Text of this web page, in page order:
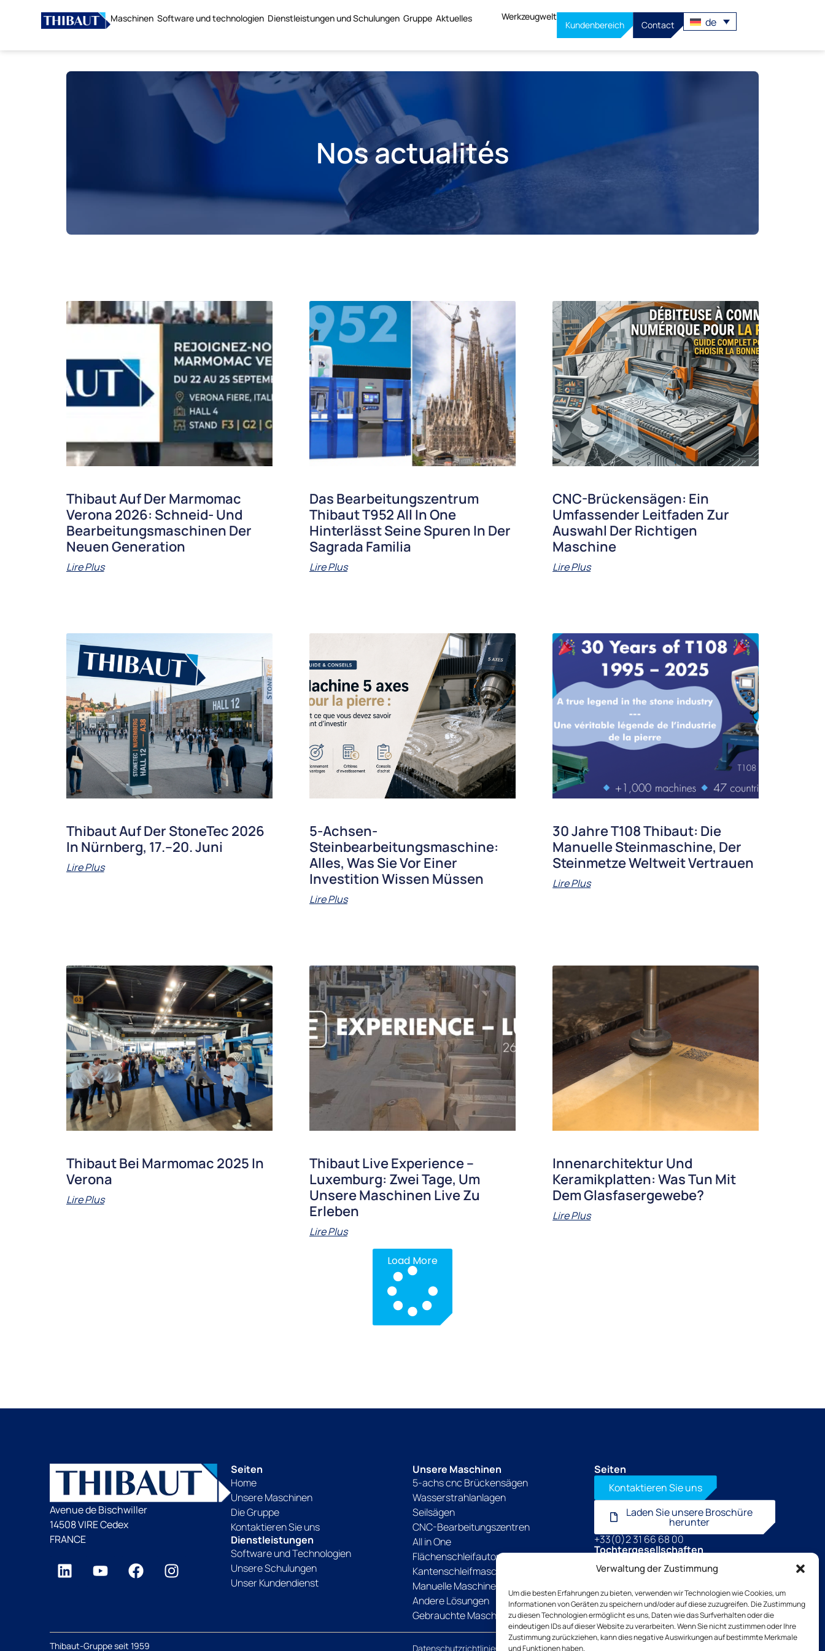
Verwaltung der Zustimmung
Um die besten Erfahrungen zu bieten, verwenden wir Technologien wie Cookies, um
Informationen von Geräten zu speichern und/oder auf diese zuzugreifen. Die Zustimmung
zu diesen Technologien ermöglicht es uns, Daten wie das Surfverhalten oder die
eindeutigen IDs auf dieser Website zu verarbeiten. Wenn Sie nicht zustimmen oder Ihre
Zustimmung zurückziehen, kann dies negative Auswirkungen auf bestimmte Merkmale
und Funktionen haben.
Maschinen Software und technologien Dienstleistungen und Schulungen Gruppe Aktuelles Werkzeugwelt
Kundenbereich Contact de
Nos actualités
Thibaut Auf Der Marmomac
Verona 2026: Schneid- Und
Bearbeitungsmaschinen Der
Neuen Generation
Lire Plus
Das Bearbeitungszentrum
Thibaut T952 All In One
Hinterlässt Seine Spuren In Der
Sagrada Familia
Lire Plus
CNC-Brückensägen: Ein
Umfassender Leitfaden Zur
Auswahl Der Richtigen
Maschine
Lire Plus
Thibaut Auf Der StoneTec 2026
In Nürnberg, 17.–20. Juni
Lire Plus
5-Achsen-
Steinbearbeitungsmaschine:
Alles, Was Sie Vor Einer
Investition Wissen Müssen
Lire Plus
30 Jahre T108 Thibaut: Die
Manuelle Steinmaschine, Der
Steinmetze Weltweit Vertrauen
Lire Plus
Thibaut Bei Marmomac 2025 In
Verona
Lire Plus
Thibaut Live Experience –
Luxemburg: Zwei Tage, Um
Unsere Maschinen Live Zu
Erleben
Lire Plus
Innenarchitektur Und
Keramikplatten: Was Tun Mit
Dem Glasfasergewebe?
Lire Plus
Load More
Avenue de Bischwiller
14508 VIRE Cedex
FRANCE
Seiten
Home
Unsere Maschinen
Die Gruppe
Kontaktieren Sie uns
Dienstleistungen
Software und Technologien
Unsere Schulungen
Unser Kundendienst
Unsere Maschinen
5-achs cnc Brückensägen
Wasserstrahlanlagen
Seilsägen
CNC-Bearbeitungszentren
All in One
Flächenschleifautomaten
Kantenschleifmaschinen
Manuelle Maschinen
Andere Lösungen
Gebrauchte Maschinen
Seiten
Kontaktieren Sie uns
Laden Sie unsere Broschüre
herunter
+33(0)2 31 66 68 00
Tochtergesellschaften
TSB outillage
Thibaut Recrutement
Thibaut Service by Calas
Thibaut-Gruppe seit 1959 DatenschutzrichtlinieCookie-RichtlinieRechtliche Hinweise